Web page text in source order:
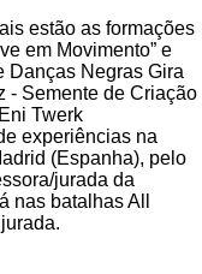
estão as formações
em Movimento” e
Danças Negras Gira
- Semente de Criação
Twerk
experiências na
(Espanha), pelo
jurada da
nas batalhas All